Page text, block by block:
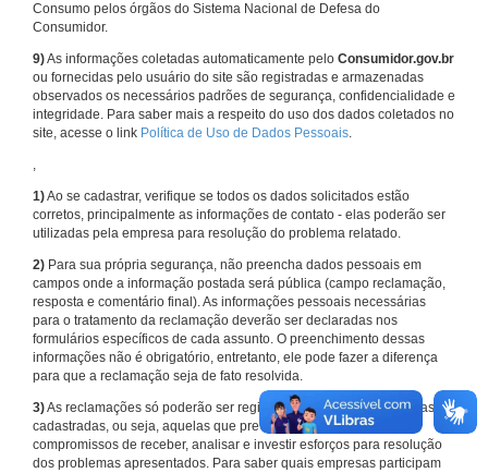
Consumo pelos órgãos do Sistema Nacional de Defesa do
Consumidor.
9)As informações coletadas automaticamente pelo Consumidor.gov.br
ou fornecidas pelo usuário do site são registradas e armazenadas
observados os necessários padrões de segurança, confidencialidade e
integridade. Para saber mais a respeito do uso dos dados coletados no
site, acesse o link Política de Uso de Dados Pessoais.
,
1)Ao se cadastrar, verifique se todos os dados solicitados estão
corretos, principalmente as informações de contato - elas poderão ser
utilizadas pela empresa para resolução do problema relatado.
2) Para sua própria segurança, não preencha dados pessoais em
campos onde a informação postada será pública (campo reclamação,
resposta e comentário final). As informações pessoais necessárias
para o tratamento da reclamação deverão ser declaradas nos
formulários específicos de cada assunto. O preenchimento dessas
informações não é obrigatório, entretanto, ele pode fazer a diferença
para que a reclamação seja de fato resolvida.
3)As reclamações só poderão ser registradas em face de empresas
cadastradas, ou seja, aquelas que previamente assumiram
compromissos de receber, analisar e investir esforços para resolução
dos problemas apresentados. Para saber quais empresas participam